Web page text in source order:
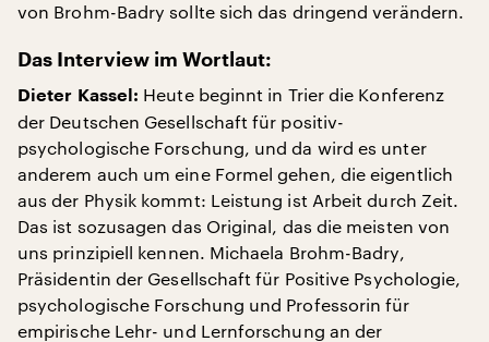
von Brohm-Badry sollte sich das dringend verändern.
Das Interview im Wortlaut:
Dieter Kassel: Heute beginnt in Trier die Konferenz
der Deutschen Gesellschaft für positiv-
psychologische Forschung, und da wird es unter
anderem auch um eine Formel gehen, die eigentlich
aus der Physik kommt: Leistung ist Arbeit durch Zeit.
Das ist sozusagen das Original, das die meisten von
uns prinzipiell kennen. Michaela Brohm-Badry,
Präsidentin der Gesellschaft für Positive Psychologie,
psychologische Forschung und Professorin für
empirische Lehr- und Lernforschung an der